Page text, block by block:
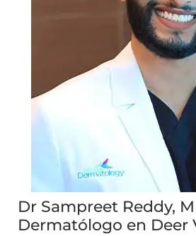
Dr Sampreet Reddy,
Dermatólogo en Deer